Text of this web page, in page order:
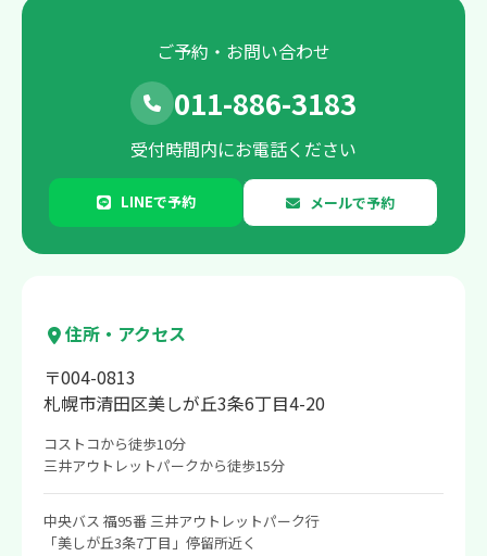
ご予約・お問い合わせ
011-886-3183
受付時間内にお電話ください
LINEで予約 メールで予約
住所・アクセス
〒004-0813
札幌市清田区美しが丘3条6丁目4-20
コストコから徒歩10分
三井アウトレットパークから徒歩15分
中央バス 福95番 三井アウトレットパーク行
「美しが丘3条7丁目」停留所近く